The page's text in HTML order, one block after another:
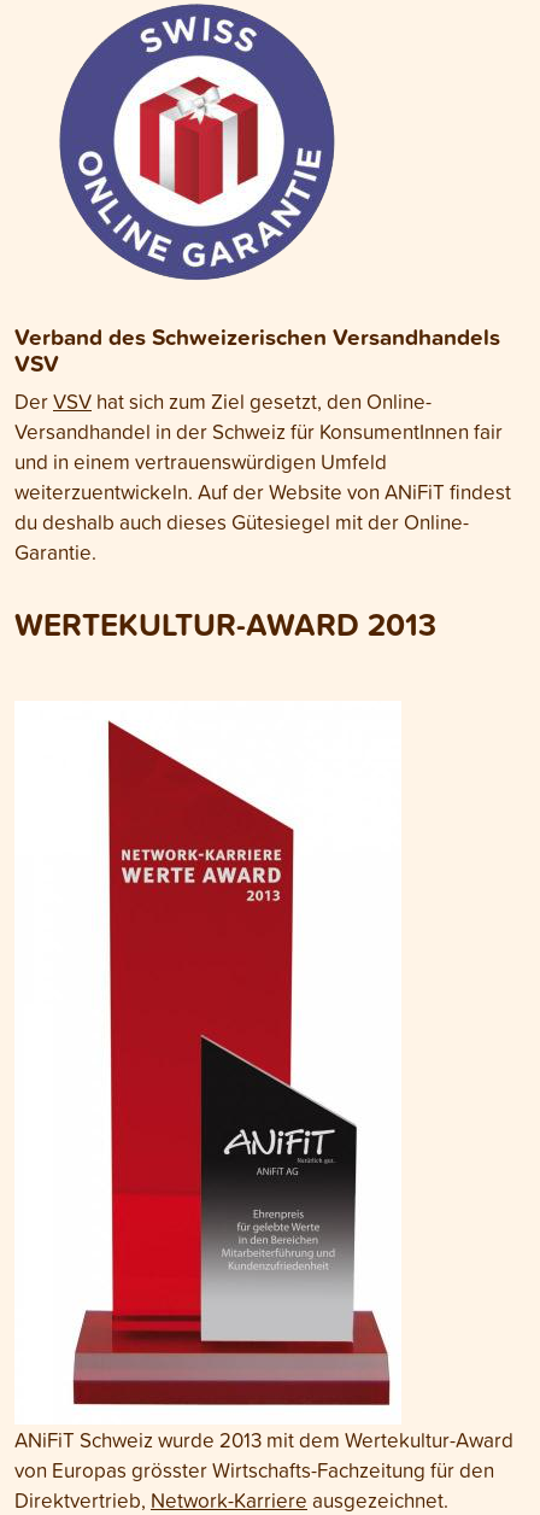
Verband des Schweizerischen Versandhandels
VSV
DerVSV hat sich zum Ziel gesetzt, den Online-
Versandhandel in der Schweiz für KonsumentInnen fair
und in einem vertrauenswürdigen Umfeld
weiterzuentwickeln. Auf der Website von ANiFiT findest
du deshalb auch dieses Gütesiegel mit der Online-
Garantie.
WERTEKULTUR-AWARD 2013
ANiFiT Schweiz wurde 2013 mit dem Wertekultur-Award
von Europas grösster Wirtschafts-Fachzeitung für den
Direktvertrieb, Network-Karriere ausgezeichnet.